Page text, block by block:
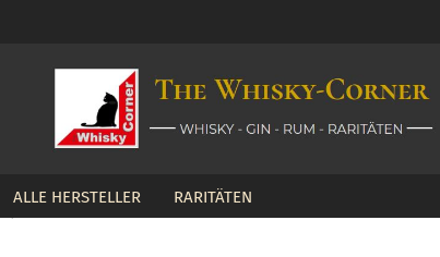
ALLE HERSTELLER RARITÄTEN